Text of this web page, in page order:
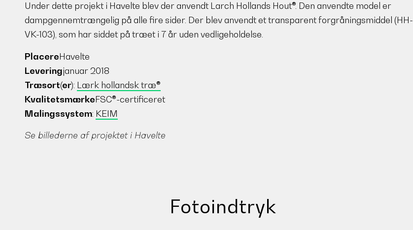
Under dette projekt i Havelte blev der anvendt Larch Hollands Hout®. Den anvendte model er
dampgennemtrængelig på alle fire sider. Der blev anvendt et transparent forgråningsmiddel (HH-
VK-103), som har siddet på træet i 7 år uden vedligeholdelse.
PlacereHavelte
Leveringjanuar 2018
Træsort(er): Lærk hollandsk træ®
KvalitetsmærkeFSC®-certificeret
Malingssystem: KEIM
Se billederne af projektet i Havelte
Fotoindtryk